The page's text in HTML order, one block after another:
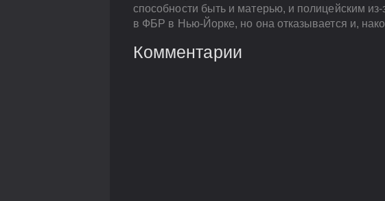
способности быть и матерью, и полицейским
в ФБР в Нью-Йорке, но она отказывается и,
Комментарии